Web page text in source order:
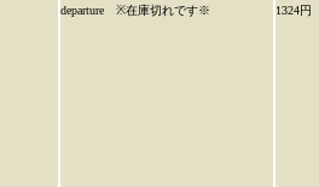
departure ※在庫切れです※ 1324円